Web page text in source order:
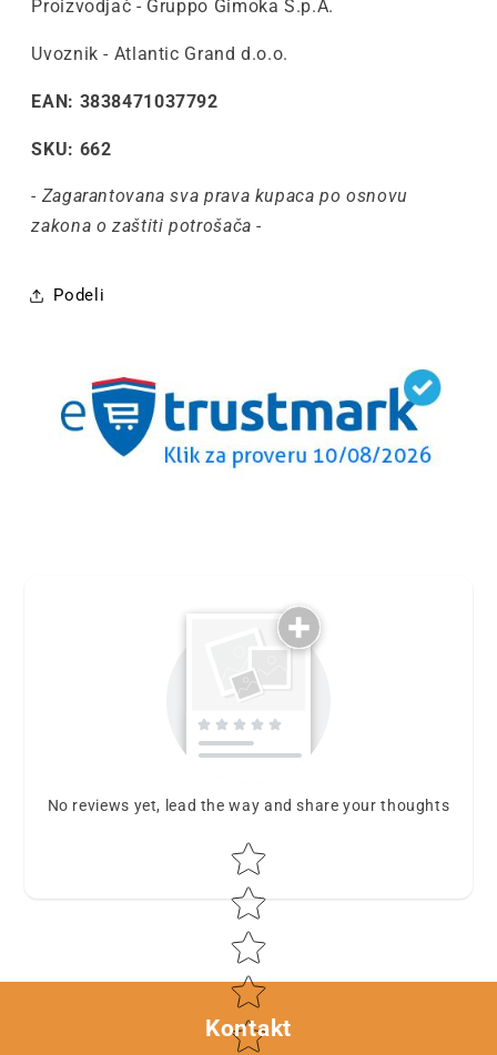
Proizvodjač - Gruppo Gimoka S.p.A.
Uvoznik - Atlantic Grand d.o.o.
EAN: 3838471037792
SKU: 662
- Zagarantovana sva prava kupaca po osnovu
zakona o zaštiti potrošača -
Podeli
No reviews yet, lead the way and share your thoughts
Star rating
Kontakt